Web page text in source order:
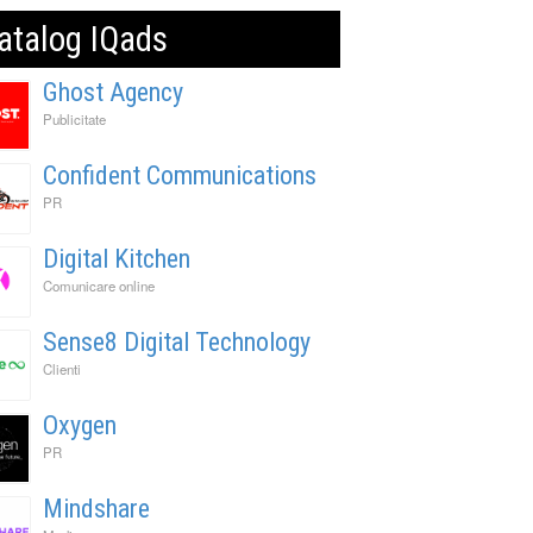
IQads
Ghost Agency
Publicitate
Confident Communications
PR
Digital Kitchen
Comunicare online
Sense8 Digital Technology
Clienti
Oxygen
PR
Mindshare